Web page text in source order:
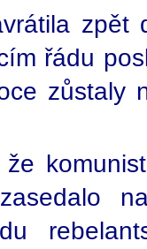
zpět
řádu
zůstaly